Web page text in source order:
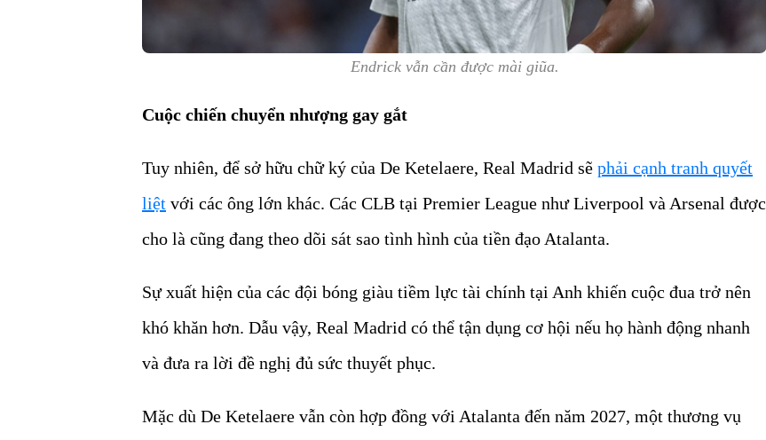
Endrick vẫn cần được mài giũa.
Cuộc chiến chuyển nhượng gay gắt
Tuy nhiên, để sở hữu chữ ký của De Ketelaere, Real Madrid sẽ phải cạnh tranh quyết
liệt với các ông lớn khác. Các CLB tại Premier League như Liverpool và Arsenal được
cho là cũng đang theo dõi sát sao tình hình của tiền đạo Atalanta.
Sự xuất hiện của các đội bóng giàu tiềm lực tài chính tại Anh khiến cuộc đua trở nên
khó khăn hơn. Dẫu vậy, Real Madrid có thể tận dụng cơ hội nếu họ hành động nhanh
và đưa ra lời đề nghị đủ sức thuyết phục.
Mặc dù De Ketelaere vẫn còn hợp đồng với Atalanta đến năm 2027, một thương vụ